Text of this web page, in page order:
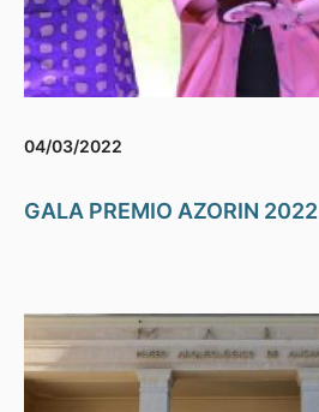
04/03/2022
GALA PREMIO AZORIN 2022